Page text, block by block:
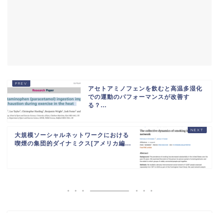
アセトアミノフェンを飲むと高温多湿化
での運動のパフォーマンスが改善す
る？...
大規模ソーシャルネットワークにおける
喫煙の集団的ダイナミクス[アメリカ編...